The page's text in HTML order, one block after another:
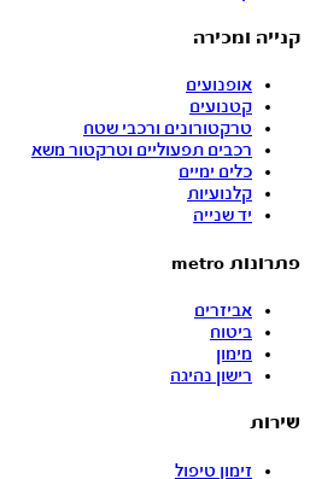
קנייה ומכירה
אופנועים
קטנועים
טרקטורונים ורכבי שטח
רכבים תפעוליים וטרקטור משא
כלים ימיים
קלנועיות
יד שנייה
פתרונות metro
אביזרים
ביטוח
מימון
רישון נהיגה
שירות
זימון טיפול